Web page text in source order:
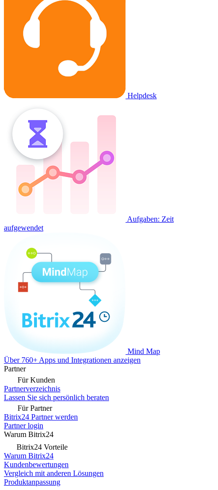
Helpdesk
Aufgaben: Zeit
aufgewendet
Mind Map
Über 760+ Apps und Integrationen anzeigen
Partner
Für Kunden
Partnerverzeichnis
Lassen Sie sich persönlich beraten
Für Partner
Bitrix24 Partner werden
Partner login
Warum Bitrix24
Bitrix24 Vorteile
Warum Bitrix24
Kundenbewertungen
Vergleich mit anderen Lösungen
Produktanpassung